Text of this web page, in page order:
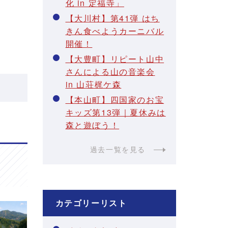
化 in 定福寺」
【大川村】第41弾 はち
きん食べようカーニバル
開催！
【大豊町】リピート山中
さんによる山の音楽会
in 山荘梶ケ森
【本山町】四国家のお宝
キッズ第13弾｜夏休みは
森と遊ぼう！
過去一覧を見る
カテゴリーリスト